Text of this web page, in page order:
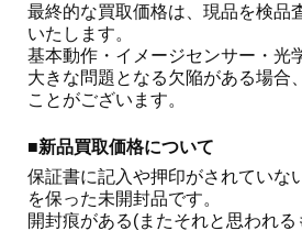
最終的な買取価格は、現品を検品
いたします。
基本動作・イメージセンサー・光
大きな問題となる欠陥がある場合
ことがございます。
■新品買取価格について
保証書に記入や押印がされていな
を保った未開封品です。
開封痕がある(またそれと思われ